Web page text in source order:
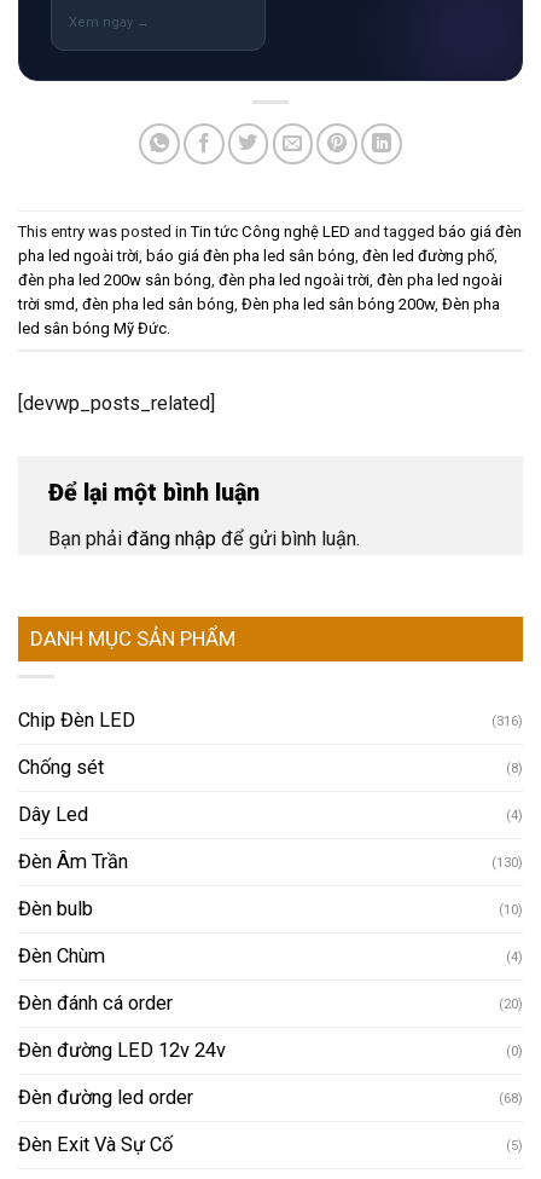
This entry was posted inTin tức Công nghệ LED and tagged báo giá đèn
pha led ngoài trời báo giá đèn pha led sân bóng đèn led đường phố,
đèn pha led 200w sân bóng đèn pha led ngoài trời đèn pha led ngoài
trời smd đèn pha led sân bóng Đèn pha led sân bóng 200w, Đèn pha
led sân bóng Mỹ Đức
[devwp_posts_related]
Để lại một bình luận
Bạn phải đăng nhập để gửi bình luận.
DANH MỤC SẢN PHẨM
Chip Đèn LED (316)
Chống sét (8)
Dây Led (4)
Đèn Âm Trần (130)
Đèn bulb (10)
Đèn Chùm (4)
Đèn đánh cá order (20)
Đèn đường LED 12v 24v (0)
Đèn đường led order (68)
Đèn Exit Và Sự Cố (5)